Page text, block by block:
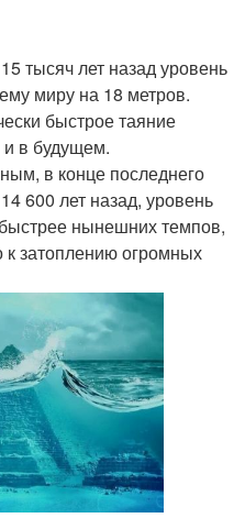
тысяч лет назад уровень
миру на 18 метров.
быстрое таяние
и в будущем.
в конце последнего
600 лет назад, уровень
нынешних темпов,
к затоплению огромных